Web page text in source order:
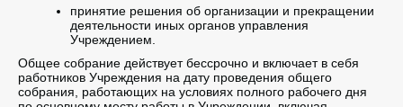
принятие решения об организации и прекращении
деятельности иных органов управления
Учреждением.
Общее собрание действует бессрочно и включает в себя
работников Учреждения на дату проведения общего
собрания, работающих на условиях полного рабочего дня